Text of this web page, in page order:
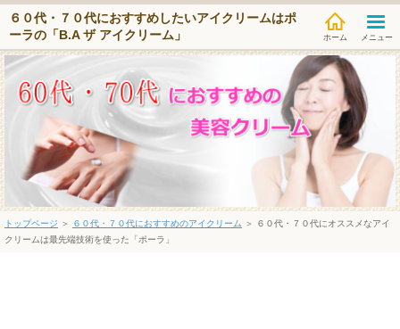
６０代・７０代におすすめしたいアイクリームはポ
ーラの「B.A ザ アイクリーム」
メニュー
トップページ ＞ ６０代・７０代におすすめのアイクリーム ＞ ６０代・７０代にオススメなアイ
クリームは最先端技術を使った「ポーラ」